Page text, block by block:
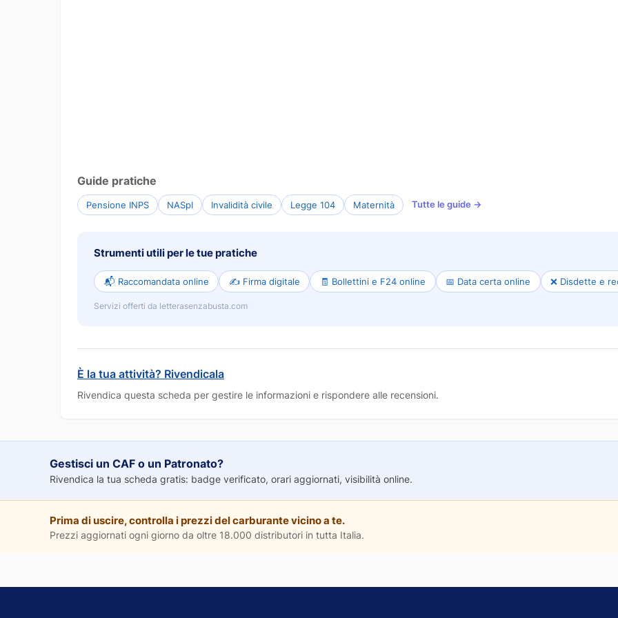
Guide pratiche
Pensione INPS NASpI Invalidità civile Legge 104 Maternità Tutte le guide →
Strumenti utili per le tue pratiche
📬 Raccomandata online ✍️ Firma digitale 🧾 Bollettini e F24 online 📅 Data certa online ❌ Disdette e
Servizi offerti da letterasenzabusta.com
È la tua attività? Rivendicala
Rivendica questa scheda per gestire le informazioni e rispondere alle recensioni.
Gestisci un CAF o un Patronato?
Rivendica la tua scheda gratis: badge verificato, orari aggiornati, visibilità online.
Prima di uscire, controlla i prezzi del carburante vicino a te.
Prezzi aggiornati ogni giorno da oltre 18.000 distributori in tutta Italia.